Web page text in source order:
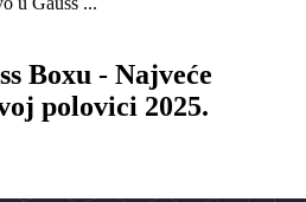
Boxu - Najveće
polovici 2025.